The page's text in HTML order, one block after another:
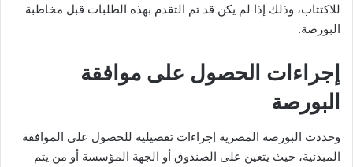
للاكتتاب، وذلك إذا لم يكن قد تم التقدم بهذه الطلبات قبل مخاطبة
البورصة.
إجراءات الحصول على موافقة
البورصة
وحددت البورصة المصرية إجراءات تفصيلية للحصول على الموافقة
المبدئية، حيث يتعين على الصندوق أو الجهة المؤسسة أو من يتم